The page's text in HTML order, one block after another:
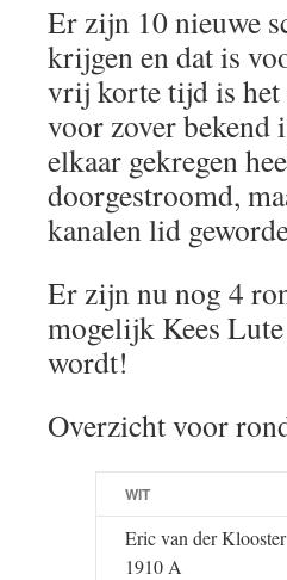
Er zijn 10 nieuwe
krijgen en dat is
vrij korte tijd is het
voor zover bekend
elkaar gekregen
doorgestroomd,
kanalen lid
Er zijn nu nog 4
mogelijk Kees
wordt!
Overzicht voor
WIT
Eric van der Klooster
1910 A